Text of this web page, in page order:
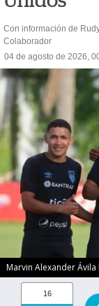
Con información de
Colaborador
04 de agosto de 2026,
Marvin Alexander Ávila
16